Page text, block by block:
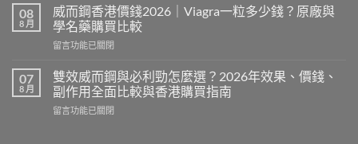
法
與
劑
量
學
｜
服
利
士
有
副
用
嗎？
Cialis
常
08
8 月
威而鋼香港價錢2026｜Viagra一粒多少錢？原廠與
學名藥購買比較
在
而
鋼
香
港
留言功能已關閉
07
8 月
雙效威而鋼與必利勁怎麼選？2026年效果、價錢、
副作用全面比較與香港購買指南
在
留言功能已關閉